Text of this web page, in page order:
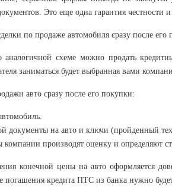
Это еще одна гарантия честности
аналогичной схеме можно продать
заниматься будет выбранная вами
авто сразу после его покупки:
документы на авто и ключи (пройденный
компании производят оценку и определяют
конечной цены на авто оформляется
погашения кредита ПТС из банка нужно